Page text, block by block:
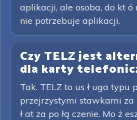
aplikacji, ale osoba, do kt ó
nie potrzebuje aplikacji.
Czy TELZ jest
dla karty
Tak. TELZ to us ł uga typu
przejrzystymi stawkami za
ł at za po łą czenie. Mo ż